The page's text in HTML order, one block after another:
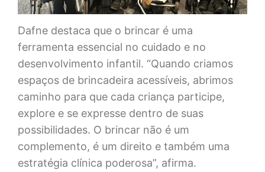
Dafne destaca que o brincar é uma
ferramenta essencial no cuidado e no
desenvolvimento infantil. “Quando criamos
espaços de brincadeira acessíveis, abrimos
caminho para que cada criança participe,
explore e se expresse dentro de suas
possibilidades. O brincar não é um
complemento, é um direito e também uma
estratégia clínica poderosa”, afirma.